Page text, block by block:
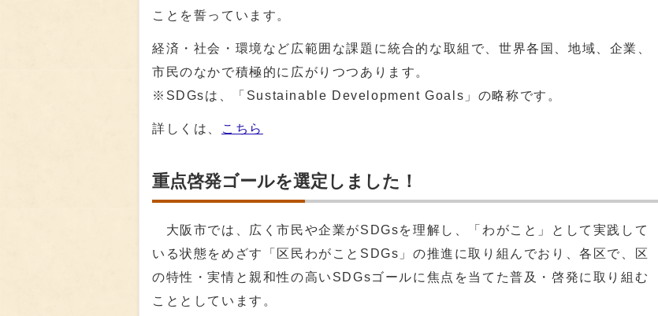
ことを誓っています。
経済・社会・環境など広範囲な課題に統合的な取組で、世界各国、地域、企業、
市民のなかで積極的に広がりつつあります。
※SDGsは、「Sustainable Development Goals」の略称です。
詳しくは、 こちら
重点啓発ゴールを選定しました！
大阪市では、広く市民や企業がSDGsを理解し、「わがこと」として実践して
いる状態をめざす「区民わがことSDGs」の推進に取り組んでおり、各区で、区
の特性・実情と親和性の高いSDGsゴールに焦点を当てた普及・啓発に取り組む
こととしています。